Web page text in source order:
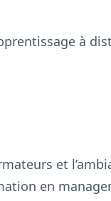
à
et
en